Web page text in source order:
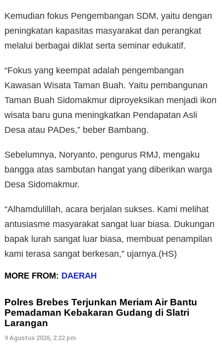
Kemudian fokus Pengembangan SDM, yaitu dengan
peningkatan kapasitas masyarakat dan perangkat
melalui berbagai diklat serta seminar edukatif.
“Fokus yang keempat adalah pengembangan
Kawasan Wisata Taman Buah. Yaitu pembangunan
Taman Buah Sidomakmur diproyeksikan menjadi ikon
wisata baru guna meningkatkan Pendapatan Asli
Desa atau PADes,” beber Bambang.
Sebelumnya, Noryanto, pengurus RMJ, mengaku
bangga atas sambutan hangat yang diberikan warga
Desa Sidomakmur.
“Alhamdulillah, acara berjalan sukses. Kami melihat
antusiasme masyarakat sangat luar biasa. Dukungan
bapak lurah sangat luar biasa, membuat penampilan
kami terasa sangat berkesan,” ujarnya.(HS)
MORE FROM: DAERAH
Polres Brebes Terjunkan Meriam Air Bantu
Pemadaman Kebakaran Gudang di Slatri
Larangan
9 Agustus 2026, 2:22 pm